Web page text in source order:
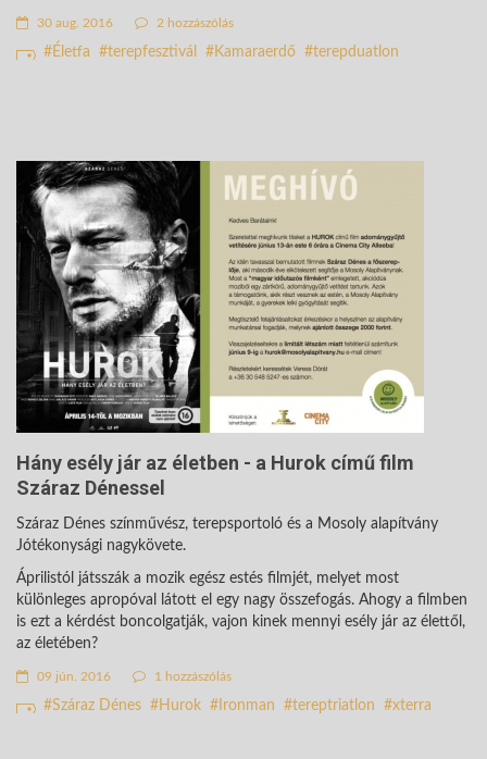
30 aug. 2016 2 hozzászólás
Életfa terepfesztivál Kamaraerdő terepduatlon
Hány esély jár az életben - a Hurok című film
Száraz Dénessel
Száraz Dénes színművész, terepsportoló és a Mosoly alapítvány
Jótékonysági nagykövete.
Áprilistól játsszák a mozik egész estés filmjét, melyet most
különleges apropóval látott el egy nagy összefogás. Ahogy a filmben
is ezt a kérdést boncolgatják, vajon kinek mennyi esély jár az élettől,
az életében?
09 jún. 2016 1 hozzászólás
Száraz Dénes Hurok Ironman tereptriatlon xterra